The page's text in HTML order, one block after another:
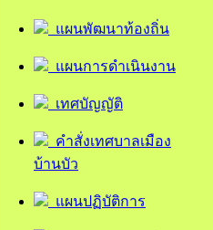
แผนพัฒนาท้องถิ่น
แผนการดำเนินงาน
เทศบัญญัติ
คำสั่งเทศบาลเมือง
บ้านบัว
แผนปฏิบัติการ